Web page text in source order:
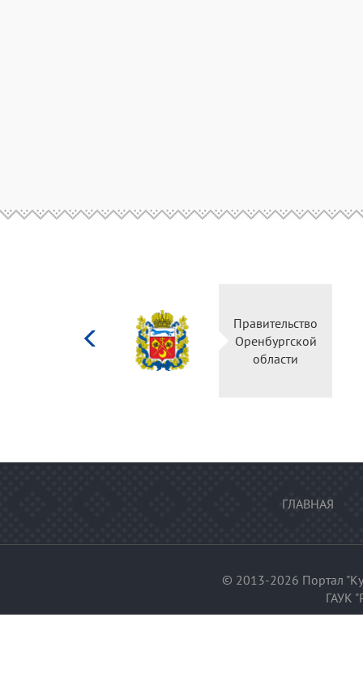
Правительство
Оренбургской
области
ГЛАВНАЯ
© 2013-2026 Портал
ГАУК